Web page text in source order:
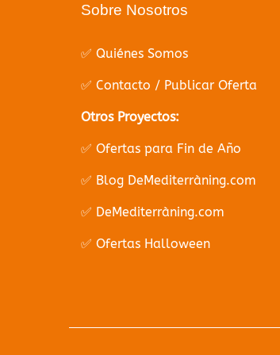
Sobre Nosotros
✅ Quiénes Somos
✅ Contacto / Publicar Oferta
Otros Proyectos:
✅ Ofertas para Fin de Año
✅ Blog DeMediterràning.com
✅ DeMediterràning.com
✅ Ofertas Halloween